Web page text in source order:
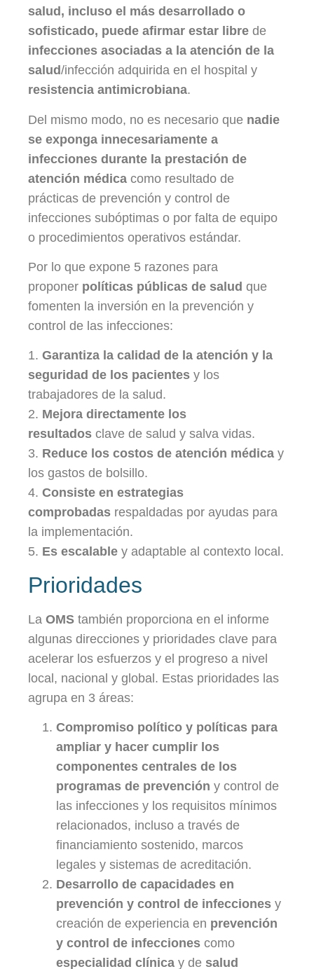
salud, incluso el más desarrollado o
sofisticado, puede afirmar estar libre de
infecciones asociadas a la atención de la
salud/infección adquirida en el hospital y
resistencia antimicrobiana.
Del mismo modo, no es necesario que nadie
se exponga innecesariamente a
infecciones durante la prestación de
atención médica como resultado de
prácticas de prevención y control de
infecciones subóptimas o por falta de equipo
o procedimientos operativos estándar.
Por lo que expone 5 razones para
proponer políticas públicas de salud que
fomenten la inversión en la prevención y
control de las infecciones:
1. Garantiza la calidad de la atención y la
seguridad de los pacientes y los
trabajadores de la salud.
2. Mejora directamente los
resultados clave de salud y salva vidas.
3. Reduce los costos de atención médica y
los gastos de bolsillo.
4. Consiste en estrategias
comprobadas respaldadas por ayudas para
la implementación.
5. Es escalable y adaptable al contexto local.
Prioridades
La OMS también proporciona en el informe
algunas direcciones y prioridades clave para
acelerar los esfuerzos y el progreso a nivel
local, nacional y global. Estas prioridades las
agrupa en 3 áreas:
Compromiso político y políticas para
ampliar y hacer cumplir los
componentes centrales de los
programas de prevención y control de
las infecciones y los requisitos mínimos
relacionados, incluso a través de
financiamiento sostenido, marcos
legales y sistemas de acreditación.
Desarrollo de capacidades en
prevención y control de infecciones y
creación de experiencia en prevención
y control de infecciones como
especialidad clínica y de salud